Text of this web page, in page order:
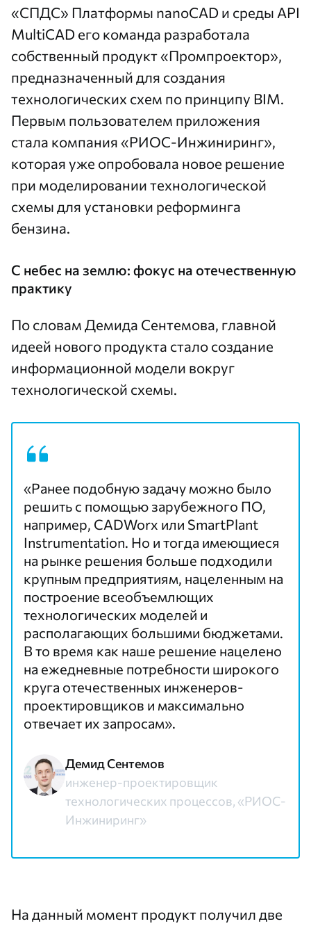
«СПДС» Платформы nanoCAD и среды API
MultiCAD его команда разработала
собственный продукт «Промпроектор»,
предназначенный для создания
технологических схем по принципу BIM.
Первым пользователем приложения
стала компания «РИОС-Инжиниринг»,
которая уже опробовала новое решение
при моделировании технологической
схемы для установки реформинга
бензина.
С небес на землю: фокус на отечественную
практику
По словам Демида Сентемова, главной
идеей нового продукта стало создание
информационной модели вокруг
технологической схемы.
«Ранее подобную задачу можно было
решить с помощью зарубежного ПО,
например, CADWorx или SmartPlant
Instrumentation. Но и тогда имеющиеся
на рынке решения больше подходили
крупным предприятиям, нацеленным на
построение всеобъемлющих
технологических моделей и
располагающих большими бюджетами.
В то время как наше решение нацелено
на ежедневные потребности широкого
круга отечественных инженеров-
проектировщиков и максимально
отвечает их запросам».
Демид Сентемов
инженер-проектировщик
технологических процессов, «РИОС-
Инжиниринг»
На данный момент продукт получил две